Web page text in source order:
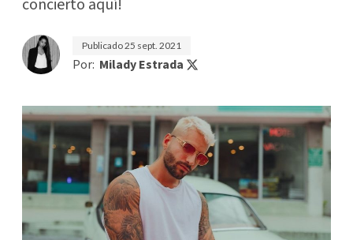
concierto aquí!
Publicado25 sept. 2021
Por: Milady Estrada